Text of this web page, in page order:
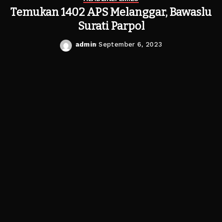
Temukan 1402 APS Melanggar, Bawaslu
Surati Parpol
Posted
admin September 6, 2023